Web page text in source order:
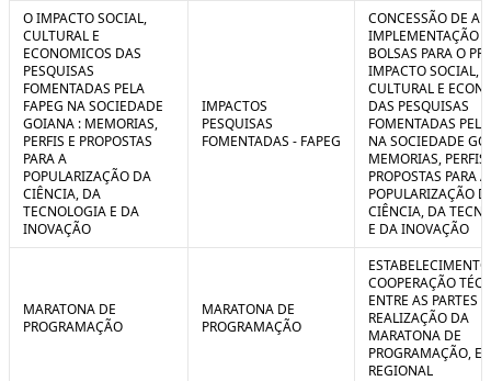
O IMPACTO SOCIAL,
CULTURAL E
ECONOMICOS DAS
PESQUISAS
FOMENTADAS PELA
FAPEG NA SOCIEDADE
GOIANA : MEMORIAS,
PERFIS E PROPOSTAS
PARA A
POPULARIZAÇÃO DA
CIÊNCIA, DA
TECNOLOGIA E DA
INOVAÇÃO
IMPACTOS
PESQUISAS
FOMENTADAS - FAPEG
CONCESSÃO DE
IMPLEMENTAÇÃO
BOLSAS PARA O
IMPACTO SOCIAL,
CULTURAL E
DAS PESQUISAS
FOMENTADAS
NA SOCIEDADE
MEMORIAS, PERFIS
PROPOSTAS PARA A
POPULARIZAÇÃO
CIÊNCIA, DA
E DA INOVAÇÃO
MARATONA DE
PROGRAMAÇÃO
MARATONA DE
PROGRAMAÇÃO
COOPERAÇÃO
ENTRE AS PARTES
REALIZAÇÃO DA
MARATONA DE
PROGRAMAÇÃO,
REGIONAL